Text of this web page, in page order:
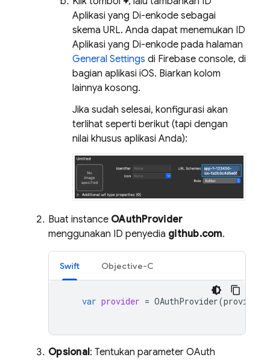
Aplikasi yang Di-enkode sebagai
skema URL. Anda dapat menemukan ID
Aplikasi yang Di-enkode pada halaman
General Settings di Firebase console, di
bagian aplikasi iOS. Biarkan kolom
lainnya kosong.
Jika sudah selesai, konfigurasi akan
terlihat seperti berikut (tapi dengan
nilai khusus aplikasi Anda):
Buat instance OAuthProvider
menggunakan ID penyedia github.com.
Swift Objective-C
var provider = OAuthProvider(
Opsional: Tentukan parameter OAuth